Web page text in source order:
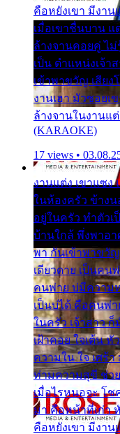
คือหยังเขา มีงาน
เมื่อเขาชื่นบาน แ
ล้างจานคอยคู่ ไม่
เป็น ตำแหน่งเจ้า
เข้าพาขวัญ เสียง
งานเฮา มัวซอยเ
ล้างจานในงานแต่
(KARAOKE)
17 views •
งานแต่ง เขาแซง
ในห้องครัว ข้างน
อยู่ในครัว ทำตัวเ
บ้านใกล้ พึ่งพาอา
พา กันเข้าพาขวัญ
เดียวดาย เป็นคน
คนพ่าย บ่มีความห
เป็นบ่ได้ คือคนพ่
ในครัว เจ้าสาว ก็
เฝ้าคอย ใจเต้น หั
ความใน ใจ เศร้
ท่ามความสุขี ช่วย
เมื่อไรหนอจะ โ
มา คือหน้าที่เก่า
คือหยังเขา มีงาน